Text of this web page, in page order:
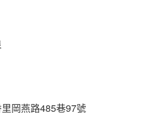
岡燕路485巷97號